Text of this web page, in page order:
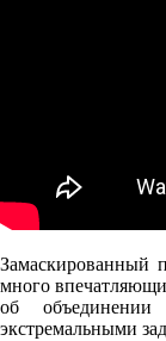
Замаскированный
много
об
экстремальными